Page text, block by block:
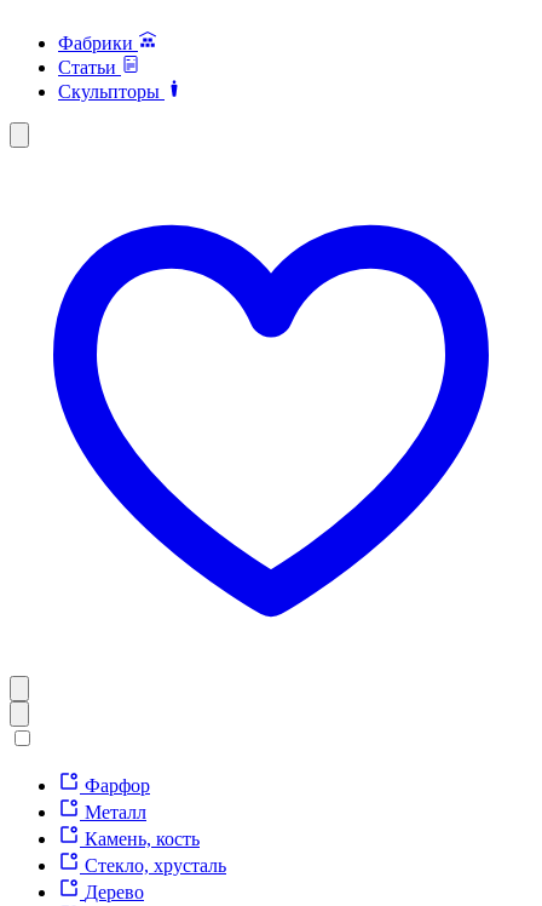
Фабрики
Статьи
Скульпторы
Фарфор
Металл
Камень, кость
Стекло, хрусталь
Дерево